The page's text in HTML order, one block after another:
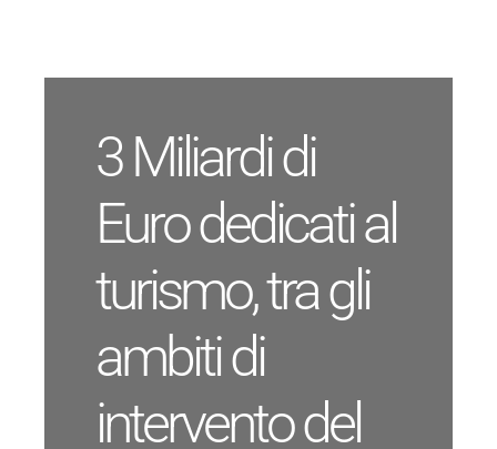
contenuto
3 Miliardi di
Euro dedicati al
turismo, tra gli
ambiti di
intervento del